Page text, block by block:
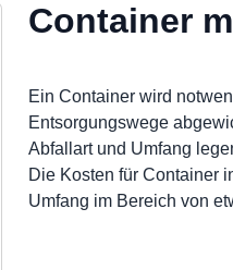
Container
Ein Container wird
Entsorgungswege
Abfallart und Umfang
Die Kosten für Container
Umfang im Bereich von